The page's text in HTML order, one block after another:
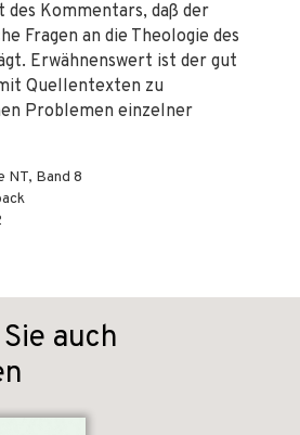
Kommentars, daß der
Fragen an die Theologie des
Erwähnenswert ist der gut
Quellentexten zu
Problemen einzelner
NT, Band 8
auch